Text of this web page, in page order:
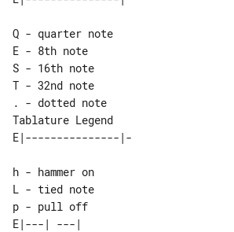
Q - quarter note
E - 8th note
S - 16th note
T - 32nd note
Tablature Legend
h - hammer on
L - tied note
E|---| ---|